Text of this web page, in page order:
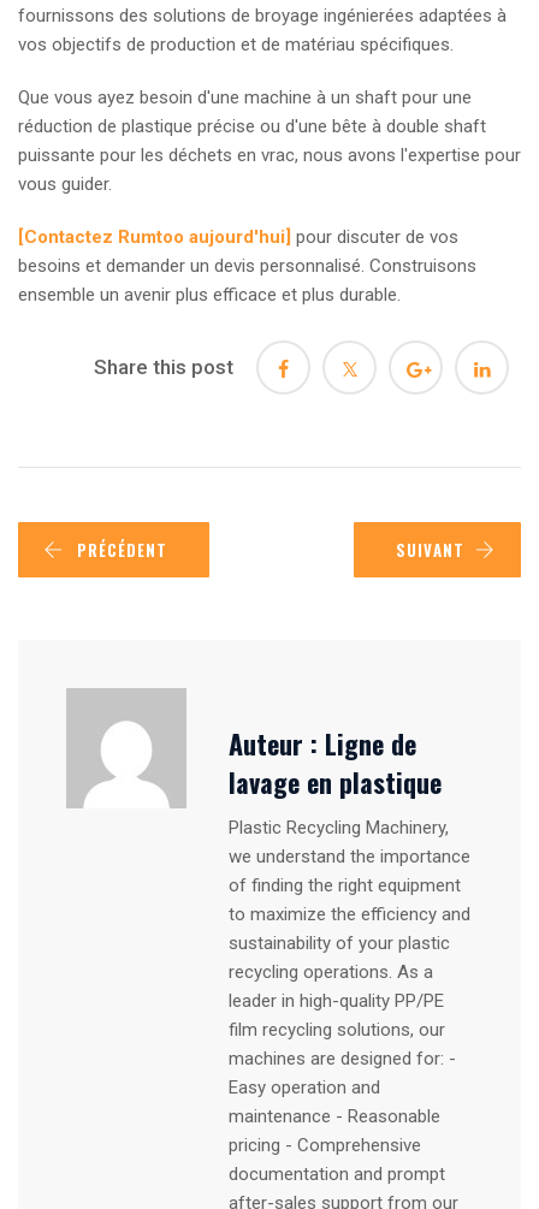
fournissons des solutions de broyage ingénierées adaptées à
vos objectifs de production et de matériau spécifiques.
Que vous ayez besoin d'une machine à un shaft pour une
réduction de plastique précise ou d'une bête à double shaft
puissante pour les déchets en vrac, nous avons l'expertise pour
vous guider.
[Contactez Rumtoo aujourd'hui] pour discuter de vos
besoins et demander un devis personnalisé. Construisons
ensemble un avenir plus efficace et plus durable.
Share this post
PRÉCÉDENT SUIVANT
Auteur : Ligne de
lavage en plastique
Plastic Recycling Machinery,
we understand the importance
of finding the right equipment
to maximize the efficiency and
sustainability of your plastic
recycling operations. As a
leader in high-quality PP/PE
film recycling solutions, our
machines are designed for: -
Easy operation and
maintenance - Reasonable
pricing - Comprehensive
documentation and prompt
after-sales support from our